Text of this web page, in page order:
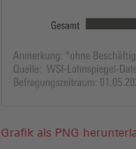
Grafik als PNG